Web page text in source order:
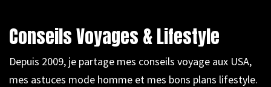
Conseils Voyages & Lifestyle
Depuis 2009, je partage mes conseils voyage aux USA,
mes astuces mode homme et mes bons plans lifestyle.